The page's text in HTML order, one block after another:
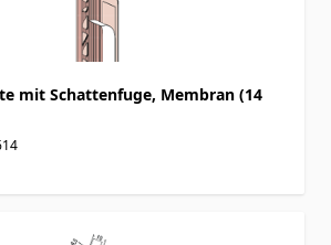
mit Schattenfuge, Membran (14